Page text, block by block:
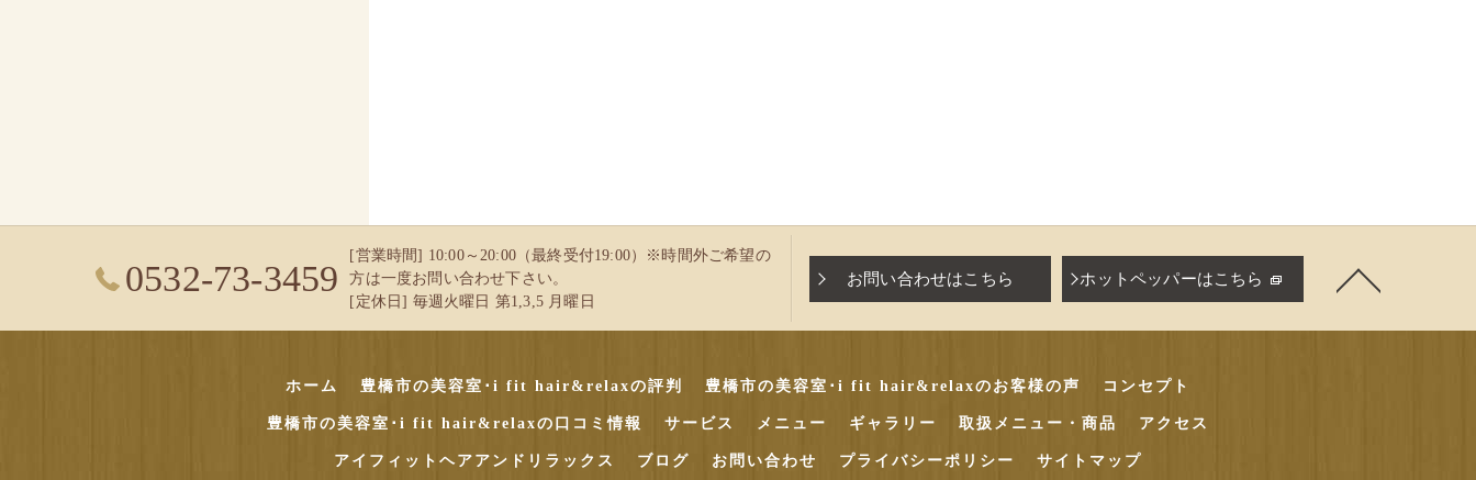
0532-73-3459
[営業時間] 10:00～20:00（最終受付19:00）※時間外ご希望の
方は一度お問い合わせ下さい。
[定休日] 毎週火曜日 第1,3,5 月曜日
お問い合わせはこちら ホットペッパーはこちら
ホーム 豊橋市の美容室･i fit hair&relaxの評判 豊橋市の美容室･i fit hair&relaxのお客様の声 コンセプト
豊橋市の美容室･i fit hair&relaxの口コミ情報 サービス メニュー ギャラリー 取扱メニュー・商品 アクセス
アイフィットヘアアンドリラックス ブログ お問い合わせ プライバシーポリシー サイトマップ